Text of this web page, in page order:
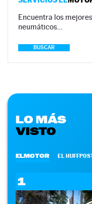
Encuentra los
neumáticos…
BUSCAR
LO MÁS
VISTO
ELMOTOR EL
1